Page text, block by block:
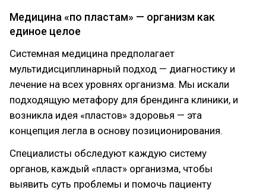
Медицина «по пластам» — организм как
единое целое
Системная медицина предполагает
мультидисциплинарный подход — диагностику и
лечение на всех уровнях организма. Мы искали
подходящую метафору для брендинга клиники, и
возникла идея «пластов» здоровья — эта
концепция легла в основу позиционирования.
Специалисты обследуют каждую систему
органов, каждый «пласт» организма, чтобы
выявить суть проблемы и помочь пациенту